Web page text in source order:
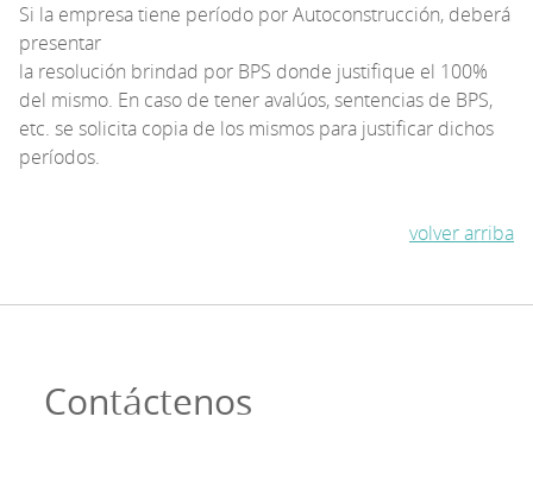
Si la empresa tiene período por Autoconstrucción, deberá
presentar
la resolución brindad por BPS donde justifique el 100%
del mismo. En caso de tener avalúos, sentencias de BPS,
etc. se solicita copia de los mismos para justificar dichos
períodos.
volver arriba
Contáctenos